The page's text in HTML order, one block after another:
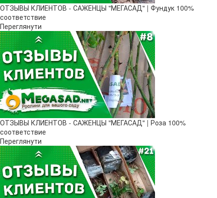
ОТЗЫВЫ КЛИЕНТОВ - САЖЕНЦЫ "МЕГАСАД" | Фундук 100%
соответствие
Переглянути
ОТЗЫВЫ КЛИЕНТОВ - САЖЕНЦЫ "МЕГАСАД" | Роза 100%
соответствие
Переглянути